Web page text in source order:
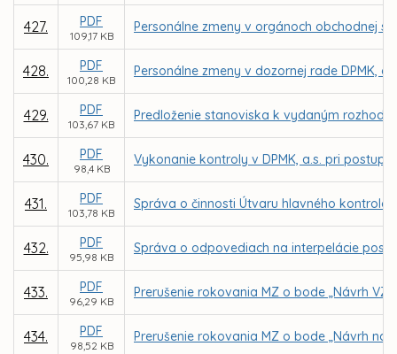
427. PDF
109,17 KB
Personálne zmeny v orgánoch obchodnej
428. PDF
100,28 KB
Personálne zmeny v dozornej rade DPMK,
429. PDF
103,67 KB
Predloženie stanoviska k vydaným
430. PDF
98,4 KB
Vykonanie kontroly v DPMK, a.s. pri
431. PDF
103,78 KB
Správa o činnosti Útvaru hlavného
432. PDF
95,98 KB
Správa o odpovediach na interpelácie
433. PDF
96,29 KB
Prerušenie rokovania MZ o bode „Návrh
434. PDF
98,52 KB
Prerušenie rokovania MZ o bode „Návrh